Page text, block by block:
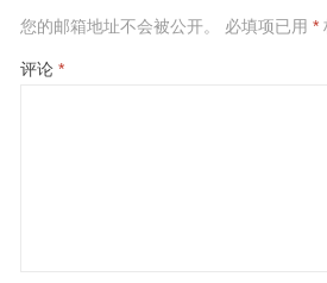
您的邮箱地址不会被公开。 必填项已用 *
评论 *